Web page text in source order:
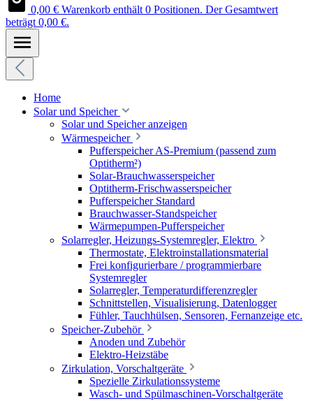
0,00 € Warenkorb enthält 0 Positionen. Der Gesamtwert
beträgt 0,00 €.
Home
Solar und Speicher
Solar und Speicher anzeigen
Wärmespeicher
Pufferspeicher AS-Premium (passend zum
Optitherm²)
Solar-Brauchwasserspeicher
Optitherm-Frischwasserspeicher
Pufferspeicher Standard
Brauchwasser-Standspeicher
Wärmepumpen-Pufferspeicher
Solarregler, Heizungs-Systemregler, Elektro
Thermostate, Elektroinstallationsmaterial
Frei konfigurierbare / programmierbare
Systemregler
Solarregler, Temperaturdifferenzregler
Schnittstellen, Visualisierung, Datenlogger
Fühler, Tauchhülsen, Sensoren, Fernanzeige etc.
Speicher-Zubehör
Anoden und Zubehör
Elektro-Heizstäbe
Zirkulation, Vorschaltgeräte
Spezielle Zirkulationssysteme
Wasch- und Spülmaschinen-Vorschaltgeräte